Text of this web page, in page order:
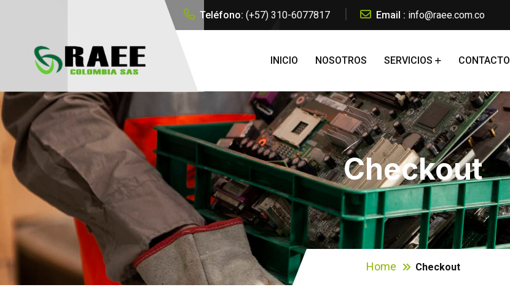
Teléfono: (+57) 310-6077817 Email : info@raee.com.co
INICIO NOSOTROS SERVICIOS CONTACTO
Checkout
Home Checkout